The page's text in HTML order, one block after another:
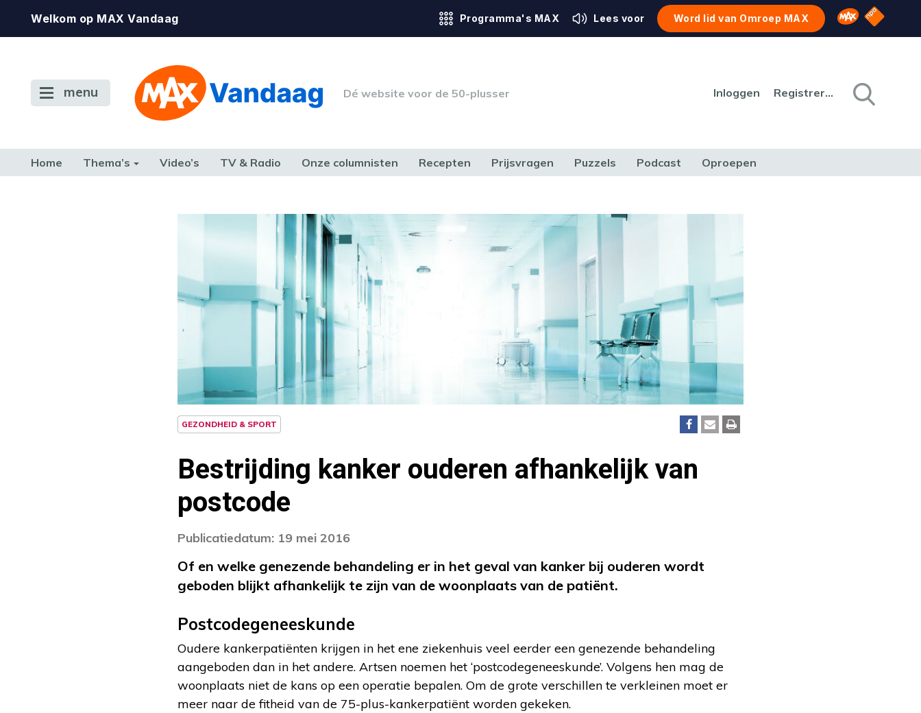
Welkom op MAX Vandaag Programma's MAX Lees voor Word lid van Omroep MAX Omroep MAX
NPO
menu Dé website voor de 50-plusser Inloggen Registreren
Home Thema’s Video’s TV & Radio Onze columnisten Recepten Prijsvragen Puzzels Podcast Oproepen
GEZONDHEID & SPORT
Bestrijding kanker ouderen afhankelijk van
postcode
Publicatiedatum: 19 mei 2016
Of en welke genezende behandeling er in het geval van kanker bij ouderen wordt
geboden blijkt afhankelijk te zijn van de woonplaats van de patiënt.
Postcodegeneeskunde
Oudere kankerpatiënten krijgen in het ene ziekenhuis veel eerder een genezende behandeling
aangeboden dan in het andere. Artsen noemen het ‘postcodegeneeskunde’. Volgens hen mag de
woonplaats niet de kans op een operatie bepalen. Om de grote verschillen te verkleinen moet er
meer naar de fitheid van de 75-plus-kankerpatiënt worden gekeken.